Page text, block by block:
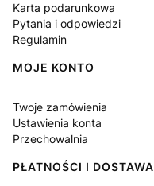
Karta podarunkowa
Pytania i odpowiedzi
Regulamin
MOJE KONTO
Twoje zamówienia
Ustawienia konta
Przechowalnia
PŁATNOŚCI I DOSTAWA